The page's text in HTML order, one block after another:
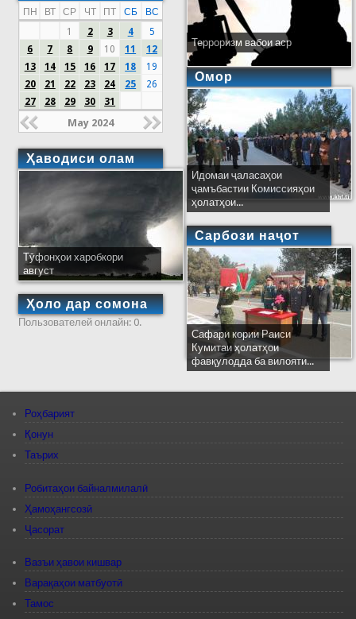
ПН ВТ СР ЧТ ПТ СБ
ВС
1
2 3 4
5
6
7 8 9 10 11
12
13
14 15 16 17 18
19
20
21 22 23 24 25
26
27
28 29 30 31
May 2024
Ҳаводиси олам
Тӯфонҳои харобкори
август
Ҳоло дар сомона
Пользователей онлайн: 0.
Терроризм вабои аср
Омор
Идомаи ҷаласаҳои
ҷамъбастии Комиссияҳои
ҳолатҳои...
Сарбози наҷот
Сафари кории Раиси
Кумитаи ҳолатҳои
фавқулодда ба вилояти...
Роҳбарият
Қонун
Таърих
Робитаҳои байналмилалӣ
Ҳамоҳангсозӣ
Ҷасорат
Вазъи ҳавои кишвар
Варақаҳои матбуотӣ
Тамос